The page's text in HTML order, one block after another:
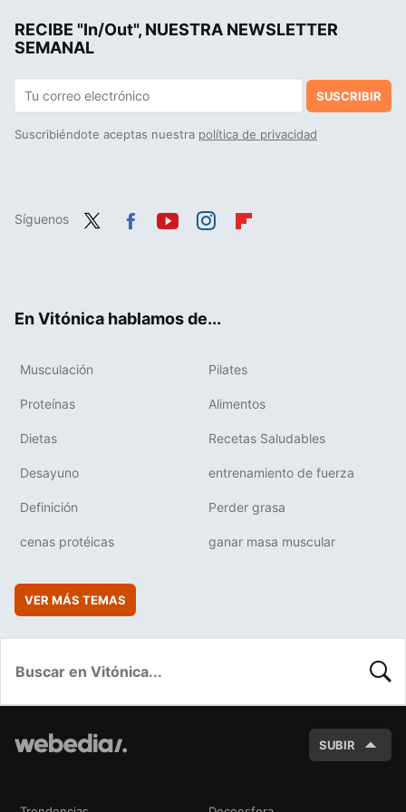
RECIBE "In/Out", NUESTRA NEWSLETTER
SEMANAL
SUSCRIBIR
Suscribiéndote aceptas nuestra política de privacidad
Síguenos
En Vitónica hablamos de...
Musculación Pilates
Proteínas Alimentos
Dietas Recetas Saludables
Desayuno entrenamiento de fuerza
Definición Perder grasa
cenas protéicas ganar masa muscular
VER MÁS TEMAS
SUBIR